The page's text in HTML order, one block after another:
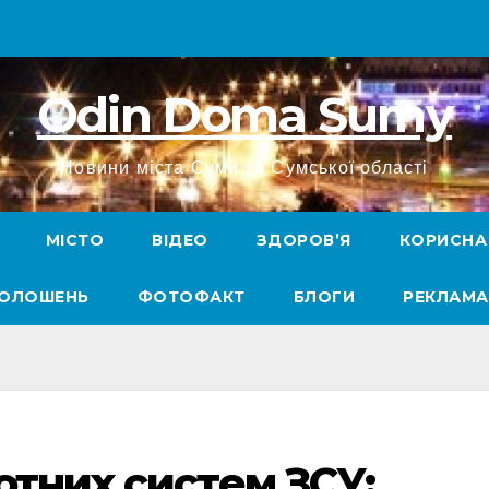
Odin Doma Sumy
Новини міста Суми та Сумської області
МІСТО ВІДЕО ЗДОРОВ’Я КОРИСНА
ФОТОФАКТ БЛОГИ РЕКЛАМА